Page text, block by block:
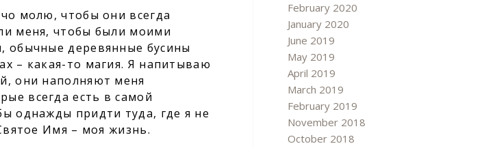
молю, чтобы они всегда
меня, чтобы были моими
обычные деревянные бусины
– какая-то магия. Я напитываю
они наполняют меня
всегда есть в самой
однажды придти туда, где я не
Имя – моя жизнь.
February 2020
January 2020
June 2019
May 2019
April 2019
March 2019
February 2019
November 2018
October 2018